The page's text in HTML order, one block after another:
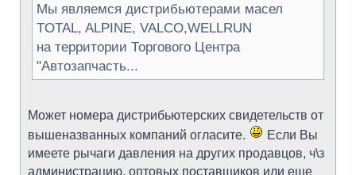
Мы являемся дистрибьютерами масел
TOTAL, ALPINE, VALCO,WELLRUN
на территории Торгового Центра
"Автозапчасть...
Может номера дистрибьютерских свидетельств от
вышеназванных компаний огласите.
Если Вы
имеете рычаги давления на других продавцов, ч\з
администрацию, оптовых поставщиков или еще